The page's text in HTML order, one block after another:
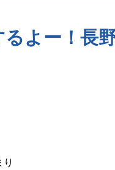
よー！長